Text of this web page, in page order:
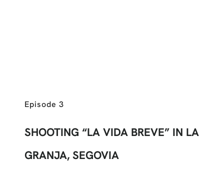
Episode 3
SHOOTING “LA VIDA BREVE” IN LA
GRANJA, SEGOVIA